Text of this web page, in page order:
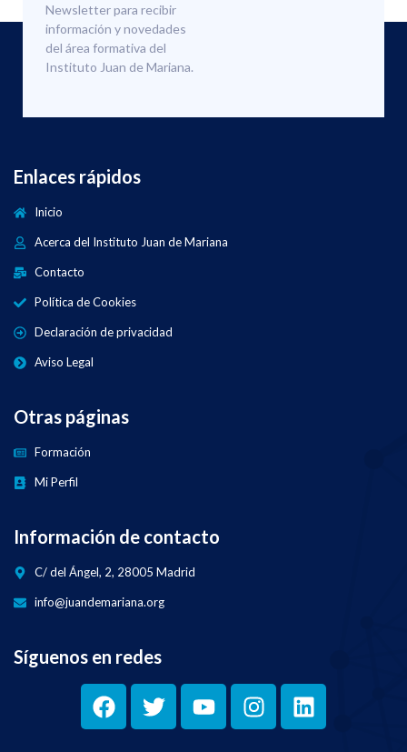
Newsletter para recibir
información y novedades
del área formativa del
Instituto Juan de Mariana.
Enlaces rápidos
Inicio
Acerca del Instituto Juan de Mariana
Contacto
Política de Cookies
Declaración de privacidad
Aviso Legal
Otras páginas
Formación
Mi Perfil
Información de contacto
C/ del Ángel, 2, 28005 Madrid
info@juandemariana.org
Síguenos en redes